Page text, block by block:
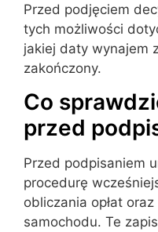
Przed podjęciem
tych możliwości
jakiej daty wynajem
zakończony.
Co
przed
Przed podpisaniem
procedurę
obliczania opłat
samochodu. Te